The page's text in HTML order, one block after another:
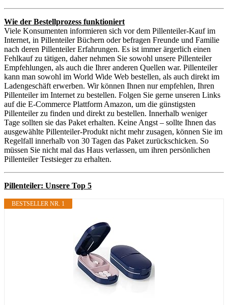
Wie der Bestellprozess funktioniert
Viele Konsumenten informieren sich vor dem Pillenteiler-Kauf im
Internet, in Pillenteiler Büchern oder befragen Freunde und Familie
nach deren Pillenteiler Erfahrungen. Es ist immer ärgerlich einen
Fehlkauf zu tätigen, daher nehmen Sie sowohl unsere Pillenteiler
Empfehlungen, als auch die Ihrer anderen Quellen war. Pillenteiler
kann man sowohl im World Wide Web bestellen, als auch direkt im
Ladengeschäft erwerben. Wir können Ihnen nur empfehlen, Ihren
Pillenteiler im Internet zu bestellen. Folgen Sie gerne unseren Links
auf die E-Commerce Plattform Amazon, um die günstigsten
Pillenteiler zu finden und direkt zu bestellen. Innerhalb weniger
Tage sollten sie das Paket erhalten. Keine Angst – sollte Ihnen das
ausgewählte Pillenteiler-Produkt nicht mehr zusagen, können Sie im
Regelfall innerhalb von 30 Tagen das Paket zurückschicken. So
müssen Sie nicht mal das Haus verlassen, um ihren persönlichen
Pillenteiler Testsieger zu erhalten.
Pillenteiler: Unsere Top 5
BESTSELLER NR. 1